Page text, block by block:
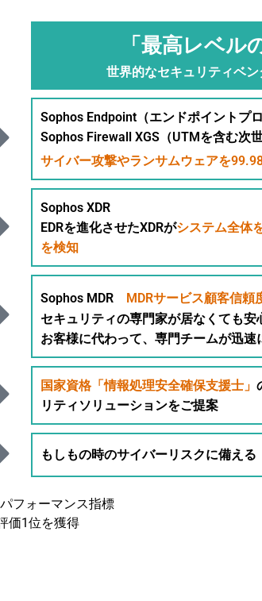
「最高レベル
世界的なセキュリティベ
Sophos Endpoint （エンドポイントプ
Sophos Firewall XGS （UTMを含む次
サイバー攻撃やランサムウェアを
Sophos XDR
EDRを進化させたXDRがシステム全体
を検知
Sophos MDR MDRサービス顧客信頼
セキュリティの専門家が居なくても安
お客様に代わって、専門チームが迅
国家資格「情報処理安全確保支援士」
リティソリューションをご提案
もしもの時のサイバーリスクに備える
フォーマンス指標
価1位を獲得